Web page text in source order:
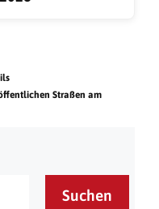
Straßen am
Suchen